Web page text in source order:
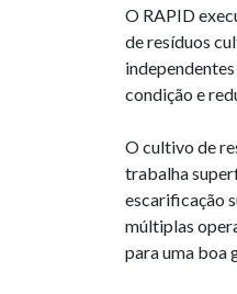
O RAPID
de resíduos
condição e
O cultivo de
trabalha
escarificação
múltiplas
para uma boa